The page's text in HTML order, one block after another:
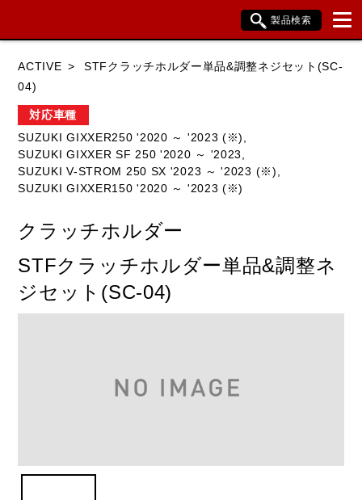
製品検索
HONDA YAMAHA SUZUKI
KAWASAKI BMW DUCATI
閉じる
ACTIVE
STFクラッチホルダー単品&調整ネジセット(SC-
04)
対応車種
SUZUKI GIXXER250 '2020 ～ '2023 (※),
SUZUKI GIXXER SF 250 '2020 ～ '2023,
SUZUKI V-STROM 250 SX '2023 ～ '2023 (※),
SUZUKI GIXXER150 '2020 ～ '2023 (※)
クラッチホルダー
STFクラッチホルダー単品&調整ネ
ジセット(SC-04)